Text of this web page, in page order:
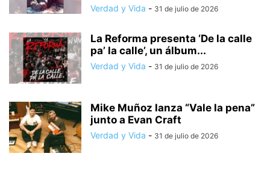
Verdad y Vida - 31 de julio de 2026
La Reforma presenta ‘De la calle
pa’ la calle’, un álbum...
Verdad y Vida - 31 de julio de 2026
Mike Muñoz lanza “Vale la pena”
junto a Evan Craft
Verdad y Vida - 31 de julio de 2026